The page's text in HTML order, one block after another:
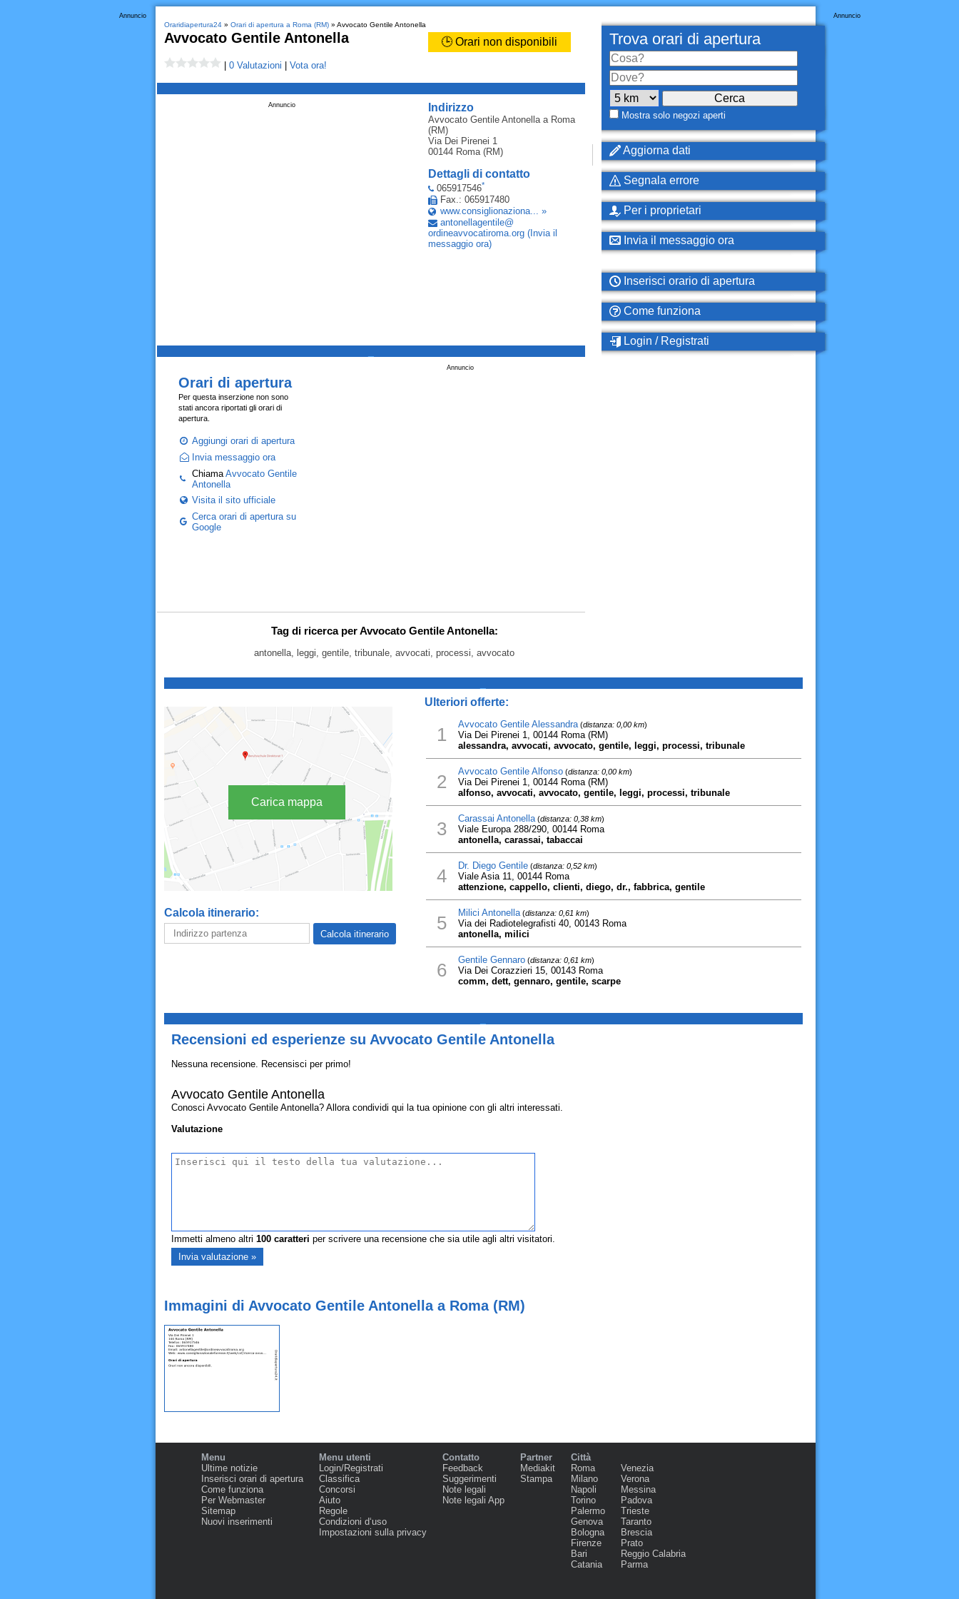
Annuncio
Oraridiapertura24» Orari di apertura a Roma (RM)» Avvocato Gentile Antonella
Avvocato Gentile Antonella 🕒 Orari non disponibili
0 Valutazioni Vota ora!
Indirizzo
Avvocato Gentile Antonellaa Roma
(RM)
Via Dei Pirenei 1
00144 Roma (RM)
Dettagli di contatto
065917546*
Fax.: 065917480
www.consiglionaziona... »
antonellagentile@
ordineavvocatiroma.org (Invia il
messaggio ora)
Annuncio
Annuncio
Orari di apertura
Per questa inserzione non sono
stati ancora riportati gli orari di
apertura.
Aggiungi orari di apertura
Invia messaggio ora
ChiamaAvvocato Gentile
Antonella
Visita il sito ufficiale
Cerca orari di apertura su
Google
Tag di ricerca per Avvocato Gentile Antonella:
antonella, leggi, gentile, tribunale, avvocati, processi, avvocato
Annuncio
Trova orari di apertura
Mostra solo negozi aperti
Aggiorna dati
Segnala errore
Per i proprietari
Invia il messaggio ora
Inserisci orario di apertura
Come funziona
Login / Registrati
Carica mappa
Calcola itinerario:
Ulteriori offerte:
1 Avvocato Gentile Alessandra(distanza: 0,00 km)
Via Dei Pirenei 1, 00144 Roma (RM)
alessandra, avvocati, avvocato, gentile, leggi, processi, tribunale
2 Avvocato Gentile Alfonso(distanza: 0,00 km)
Via Dei Pirenei 1, 00144 Roma (RM)
alfonso, avvocati, avvocato, gentile, leggi, processi, tribunale
3 Carassai Antonella(distanza: 0,38 km)
Viale Europa 288/290, 00144 Roma
antonella, carassai, tabaccai
4 Dr. Diego Gentile(distanza: 0,52 km)
Viale Asia 11, 00144 Roma
attenzione, cappello, clienti, diego, dr., fabbrica, gentile
5 Milici Antonella(distanza: 0,61 km)
Via dei Radiotelegrafisti 40, 00143 Roma
antonella, milici
6 Gentile Gennaro(distanza: 0,61 km)
Via Dei Corazzieri 15, 00143 Roma
comm, dett, gennaro, gentile, scarpe
Recensioni ed esperienze su Avvocato Gentile Antonella
Nessuna recensione. Recensisci per primo!
Avvocato Gentile Antonella
Conosci Avvocato Gentile Antonella? Allora condividi qui la tua opinione con gli altri interessati.
Valutazione
Immetti almeno altri 100caratteri per scrivere una recensione che sia utile agli altri visitatori.
Immagini di Avvocato Gentile Antonella a Roma (RM)
Menu
Ultime notizie
Inserisci orari di apertura
Come funziona
Per Webmaster
Sitemap
Nuovi inserimenti
Menu utenti
Login/Registrati
Classifica
Concorsi
Aiuto
Regole
Condizioni d‘uso
Impostazioni sulla privacy
Contatto
Feedback
Suggerimenti
Note legali
Note legali App
Partner
Mediakit
Stampa
Città
Roma
Milano
Napoli
Torino
Palermo
Genova
Bologna
Firenze
Bari
Catania
Venezia
Verona
Messina
Padova
Trieste
Taranto
Brescia
Prato
Reggio Calabria
Parma